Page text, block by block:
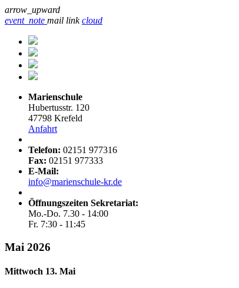
arrow_upward
event_note mail link cloud
Marienschule
Hubertusstr. 120
47798 Krefeld
Anfahrt
Telefon: 02151 977316
Fax: 02151 977333
E-Mail:
info@marienschule-kr.de
Öffnungszeiten Sekretariat:
Mo.-Do. 7.30 - 14:00
Fr. 7:30 - 11:45
Mai 2026
Mittwoch 13. Mai